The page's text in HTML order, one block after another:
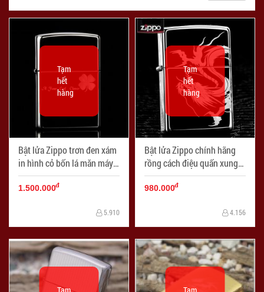
Bật lửa Zippo trơn đen xám
in hình cỏ bốn lá măn máy -
Mã SP: ZPC0016
Tạm
hết
hàng
1.500.000đ
5.910
Bật lửa Zippo chính hãng
rồng cách điệu quấn xung
quanh - Mã SP: ZPC0047
Tạm
hết
hàng
980.000đ
4.156
Tạm
Tạm